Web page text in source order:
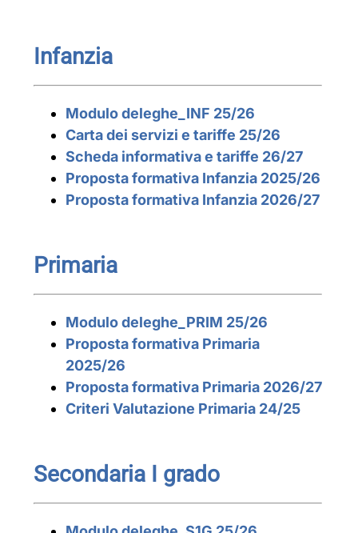
Infanzia
Modulo deleghe_INF 25/26
Carta dei servizi e tariffe 25/26
Scheda informativa e tariffe 26/27
Proposta formativa Infanzia 2025/26
Proposta formativa Infanzia 2026/27
Primaria
Modulo deleghe_PRIM 25/26
Proposta formativa Primaria
2025/26
Proposta formativa Primaria 2026/27
Criteri Valutazione Primaria 24/25
Secondaria I grado